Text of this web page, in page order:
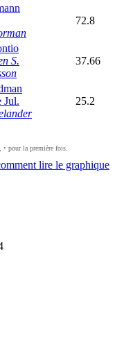
72.8
S.
37.66
Jul.
25.2
• pour la première fois.
lire le graphique